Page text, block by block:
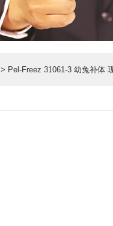
> Pel-Freez 31061-3 幼兔补体